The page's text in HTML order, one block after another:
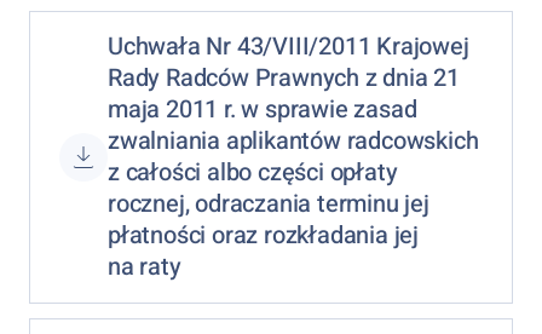
Uchwała Nr 43/VIII/2011 Krajowej
Rady Radców Prawnych z dnia 21
maja 2011 r. w sprawie zasad
zwalniania aplikantów radcowskich
z całości albo części opłaty
rocznej, odraczania terminu jej
płatności oraz rozkładania jej
na raty